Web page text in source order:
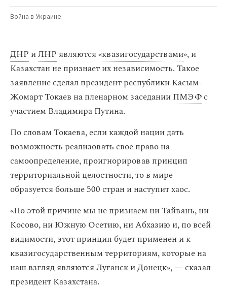
Война в Украине
ДНР иЛНРявляются «квазигосударствами», и
Казахстан не признает их независимость. Такое
заявление сделал президент республики Касым-
Жомарт Токаев на пленарном заседанииПМЭФс
участием Владимира Путина.
По словам Токаева, если каждой нации дать
возможность реализовать свое право на
самоопределение, проигнорировав принцип
территориальной целостности, то в мире
образуется больше 500 стран и наступит хаос.
«По этой причине мы не признаем ни Тайвань, ни
Косово, ни Южную Осетию, ни Абхазию и, по всей
видимости, этот принцип будет применен и к
квазигосударственным территориям, которые на
наш взгляд являются Луганск и Донецк», — сказал
президент Казахстана.